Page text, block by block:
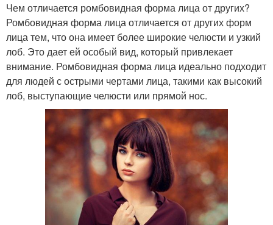
Чем отличается ромбовидная форма лица от других?
Ромбовидная форма лица отличается от других форм
лица тем, что она имеет более широкие челюсти и узкий
лоб. Это дает ей особый вид, который привлекает
внимание. Ромбовидная форма лица идеально подходит
для людей с острыми чертами лица, такими как высокий
лоб, выступающие челюсти или прямой нос.